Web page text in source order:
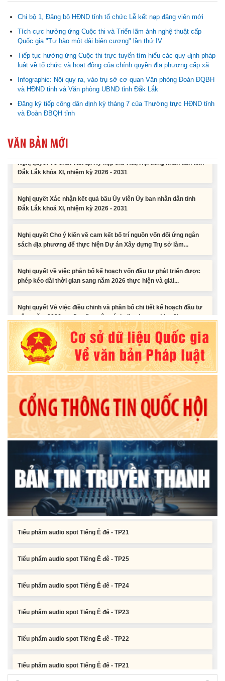
Chi bộ 1, Đảng bộ HĐND tỉnh tổ chức Lễ kết nạp đảng viên mới
Tích cực hưởng ứng Cuộc thi và Triển lãm ảnh nghệ thuật cấp
Quốc gia "Tự hào một dải biên cương" lần thứ IV
Tiếp tục hưởng ứng Cuộc thi trực tuyến tìm hiểu các quy định pháp
luật về tổ chức và hoạt động của chính quyền địa phương cấp xã
Infographic: Nội quy ra, vào trụ sở cơ quan Văn phòng Đoàn ĐQBH
và HĐND tỉnh và Văn phòng UBND tỉnh Đắk Lắk
Đăng ký tiếp công dân định kỳ tháng 7 của Thường trực HĐND tỉnh
và Đoàn ĐBQH tỉnh
VĂN BẢN MỚI
Nghị quyết Cho ý kiến về cam kết bố trí nguồn vốn đối ứng ngân
sách địa phương để thực hiện Dự án Xây dựng Trụ sở làm...
phép kéo dài thời gian sang năm 2026 thực hiện và giải...
Nghị quyết Vê việc điều chinh và phân bổ chi tiết kế hoạch đầu tư
công năm 2026 nguồn vốn ngân sách địa phương (đợt 2)
Nghị quyết Về chất vấn tại Kỳ họp thứ Hai, Hội đồng nhân dân tỉnh
Nghị quyết Về chất vấn tại Kỳ họp thứ Hai, Hội đồng nhân dân tỉnh
Đắk Lắk khóa XI, nhiệm kỳ 2026 - 2031
Nghị quyết Xác nhận kết quả bầu Ủy viên Ủy ban nhân dân tỉnh
Đắk Lắk khoá XI, nhiệm kỳ 2026 - 2031
Tiểu phẩm audio spot Tiếng Ê đê - TP25
Tiểu phẩm audio spot Tiếng Ê đê - TP24
Tiểu phẩm audio spot Tiếng Ê đê - TP23
Tiểu phẩm audio spot Tiếng Ê đê - TP22
Tiểu phẩm audio spot Tiếng Ê đê - TP21
Tiểu phẩm audio spot Tiếng Ê đê - TP25
Tiểu phẩm audio spot Tiếng Ê đê - TP24
Tiểu phẩm audio spot Tiếng Ê đê - TP23
Tiểu phẩm audio spot Tiếng Ê đê - TP22
Tiểu phẩm audio spot Tiếng Ê đê - TP21